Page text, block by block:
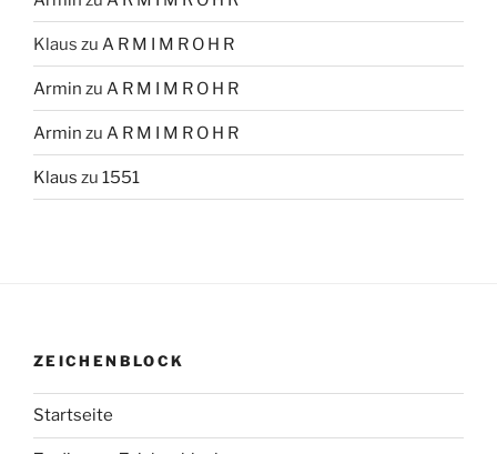
Klaus zu A R M I M R O H R
Armin zu A R M I M R O H R
Armin zu A R M I M R O H R
Klaus zu 1551
ZEICHENBLOCK
Startseite